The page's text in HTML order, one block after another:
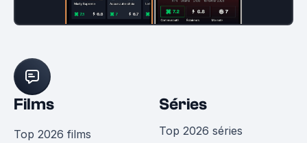
Films
Top 2026 films
Séries
Top 2026 séries